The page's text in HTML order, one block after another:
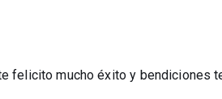
felicito mucho éxito y bendiciones